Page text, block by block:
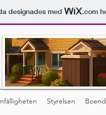
designades med .com
Styrelsen